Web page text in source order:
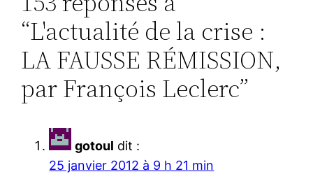
“L'actualité de la crise :
LA FAUSSE RÉMISSION,
par François Leclerc”
gotoul dit :
25 janvier 2012 à 9 h 21 min